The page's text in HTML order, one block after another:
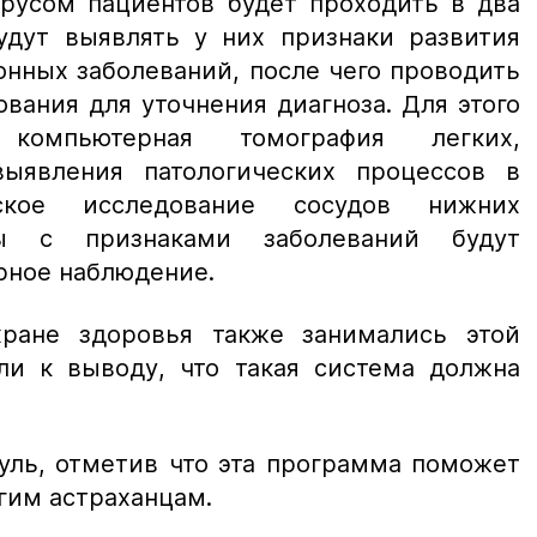
выявлять у них признаки развития
заболеваний, после чего проводить
для уточнения диагноза. Для этого
томография легких,
патологических процессов в
исследование сосудов нижних
с признаками заболеваний будут
наблюдение.
здоровья также занимались этой
к выводу, что такая система должна
отметив что эта программа поможет
астраханцам.